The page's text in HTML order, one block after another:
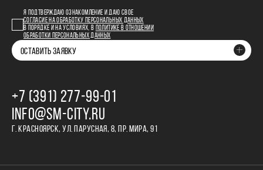
Я ПОДТВЕРЖДАЮ ОЗНАКОМЛЕНИЕ И ДАЮ СВОЕ
СОГЛАСИЕ НА ОБРАБОТКУ ПЕРСОНАЛЬНЫХ ДАННЫХ
В ПОРЯДКЕ И НА УСЛОВИЯХ, В
ПОЛИТИКЕ В ОТНОШЕНИИ
ОБРАБОТКИ ПЕРСОНАЛЬНЫХ ДАННЫХ
ОСТАВИТЬ ЗАЯВКУ
+7 (391) 277‒99‒01
INFO@SM-CITY.RU
Г. КРАСНОЯРСК, УЛ. ПАРУСНАЯ, 8, ПР. МИРА, 91